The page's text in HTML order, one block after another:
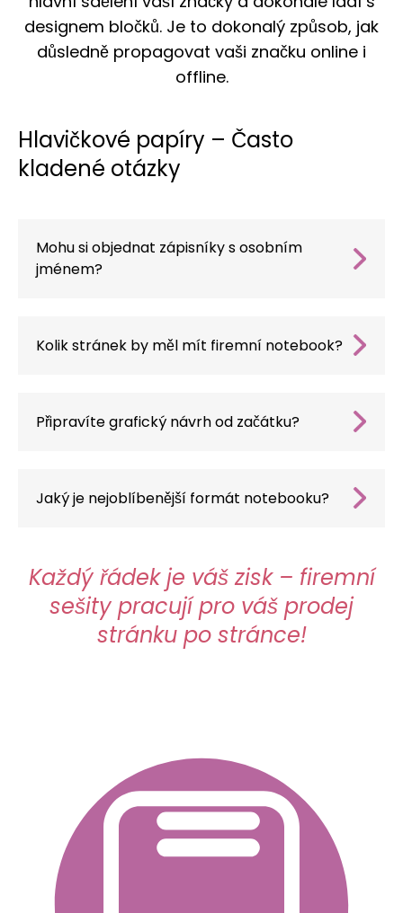
designem bločků. Je to dokonalý způsob, jak
důsledně propagovat vaši značku online i
offline.
Hlavičkové papíry – Často
kladené otázky
Mohu si objednat zápisníky s osobním
jménem?
Kolik stránek by měl mít firemní notebook?
Připravíte grafický návrh od začátku?
koncept podle přání klienta.
Jaký je nejoblíbenější formát notebooku?
psací plochu.
Každý řádek je váš zisk – firemní
sešity pracují pro váš prodej
stránku po stránce!